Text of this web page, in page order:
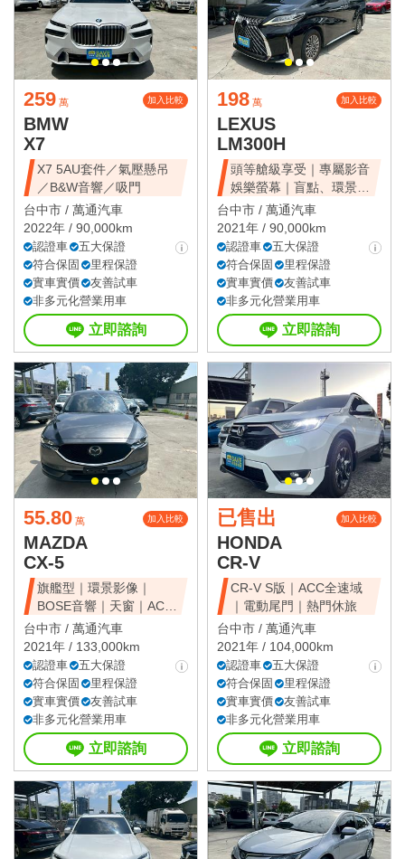
259 萬 加入比較
BMW
X7
X7 5AU套件／氣壓懸吊
／B&W音響／吸門
台中市 / 萬通汽車
2022年 / 90,000km
認證車
五大保證
符合保固
里程保證
實車實價
友善試車
非多元化營業用車
立即諮詢
198 萬 加入比較
LEXUS
LM300H
頭等艙級享受｜專屬影音
娛樂螢幕｜盲點、環景、
雙電滑門、雙天窗
台中市 / 萬通汽車
2021年 / 90,000km
認證車
五大保證
符合保固
里程保證
實車實價
友善試車
非多元化營業用車
立即諮詢
55.80 萬 加入比較
MAZDA
CX-5
旗艦型｜環景影像｜
BOSE音響｜天窗｜ACC
全速域｜質感休旅
台中市 / 萬通汽車
2021年 / 133,000km
認證車
五大保證
符合保固
里程保證
實車實價
友善試車
非多元化營業用車
立即諮詢
已售出 加入比較
HONDA
CR-V
CR-V S版｜ACC全速域
｜電動尾門｜熱門休旅
台中市 / 萬通汽車
2021年 / 104,000km
認證車
五大保證
符合保固
里程保證
實車實價
友善試車
非多元化營業用車
立即諮詢